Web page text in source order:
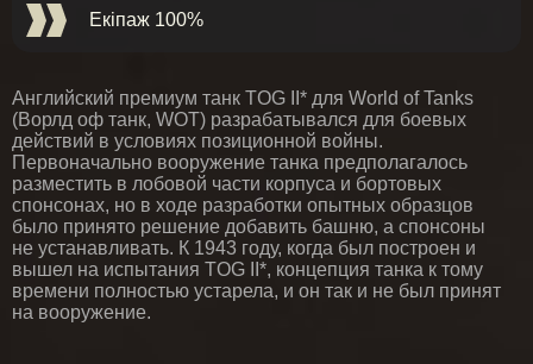
Екіпаж 100%
Английский премиум танк TOG II* для World of Tanks
(Ворлд оф танк, WOT) разрабатывался для боевых
действий в условиях позиционной войны.
Первоначально вооружение танка предполагалось
разместить в лобовой части корпуса и бортовых
спонсонах, но в ходе разработки опытных образцов
было принято решение добавить башню, а спонсоны
не устанавливать. К 1943 году, когда был построен и
вышел на испытания TOG II*, концепция танка к тому
времени полностью устарела, и он так и не был принят
на вооружение.